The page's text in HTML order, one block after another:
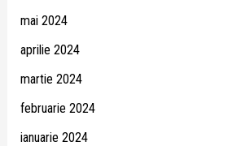
mai 2024
aprilie 2024
martie 2024
februarie 2024
ianuarie 2024